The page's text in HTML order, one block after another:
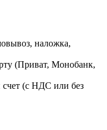
наложка,
(Приват, Монобанк,
счет (с НДС или без